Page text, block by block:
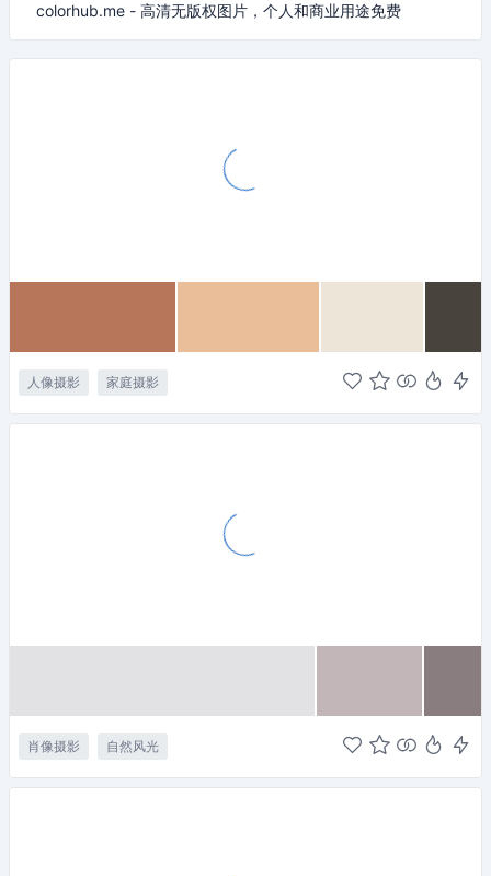
colorhub.me - 高清无版权图片，个人和商业用途免费
人像摄影 家庭摄影
肖像摄影 自然风光